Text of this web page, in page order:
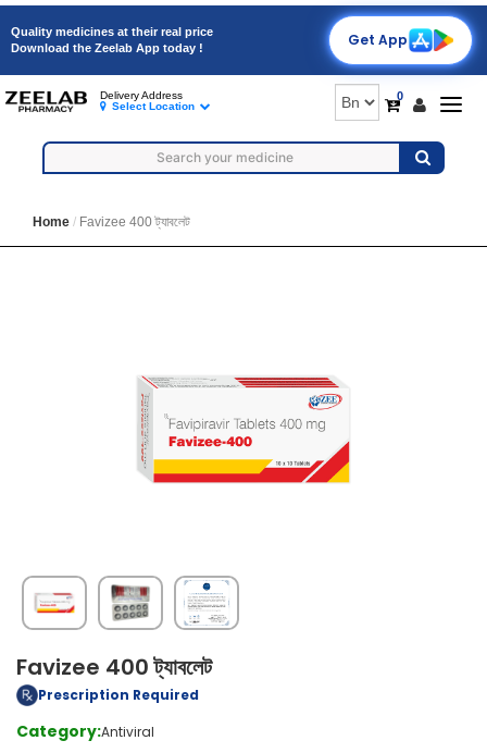
Quality medicines at their real price
Download the Zeelab App today !
Get App
0
Delivery Address
Select Location
Home Favizee 400 ট্যাবলেট
Favizee 400 ট্যাবলেট
Prescription Required
Category:Antiviral